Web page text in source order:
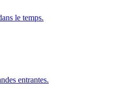
le temps.
entrantes.